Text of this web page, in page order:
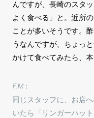
んですが、長崎のスタ
よく食べる」と。近所
ことが多いそうです。
うなんですが、ちょっ
かけて食べてみたら、
F.M：
同じスタッフに、お店
いたら「リンガーハッ